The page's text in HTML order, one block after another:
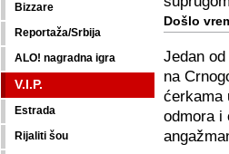
Bizzare
Reportaža/Srbija
ALO! nagradna igra
V.I.P.
Estrada
Rijaliti šou
Došlo
Jedan
na
ćerkama
odmora i